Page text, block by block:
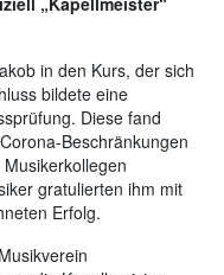
in den Kurs, der sich
bildete eine
Diese fand
Beschränkungen
gratulierten ihm mit
Erfolg.